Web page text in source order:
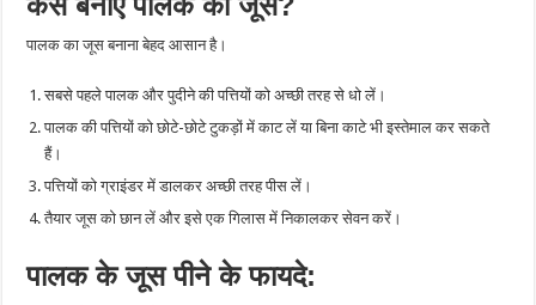
पालक का जूस बनाना बेहद आसान है।
सबसे पहले पालक और पुदीने की पत्तियों को अच्छी तरह से धो लें।
पालक की पत्तियों को छोटे-छोटे टुकड़ों में काट लें या बिना काटे भी इस्तेमाल कर सकते
हैं।
पत्तियों को ग्राइंडर में डालकर अच्छी तरह पीस लें।
तैयार जूस को छान लें और इसे एक गिलास में निकालकर सेवन करें।
पालक के जूस पीने के फायदे: